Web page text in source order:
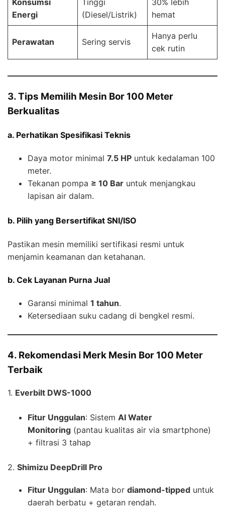
Energi
(Diesel/Listrik)
hemat
Perawatan Sering servis
Hanya perlu
cek rutin
3. Tips Memilih Mesin Bor 100 Meter
Berkualitas
a. Perhatikan Spesifikasi Teknis
Daya motor minimal 7.5 HP untuk kedalaman 100
meter.
Tekanan pompa ≥ 10 Bar untuk menjangkau
lapisan air dalam.
b. Pilih yang Bersertifikat SNI/ISO
Pastikan mesin memiliki sertifikasi resmi untuk
menjamin keamanan dan ketahanan.
b. Cek Layanan Purna Jual
Garansi minimal 1 tahun.
Ketersediaan suku cadang di bengkel resmi.
4. Rekomendasi Merk Mesin Bor 100 Meter
Terbaik
1. Everbilt DWS-1000
Fitur Unggulan: Sistem AI Water
Monitoring (pantau kualitas air via smartphone)
+ filtrasi 3 tahap
2. Shimizu DeepDrill Pro
Fitur Unggulan: Mata bor diamond-tipped untuk
daerah berbatu + getaran rendah.